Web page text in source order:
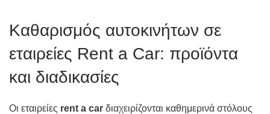
Καθαρισμός αυτοκινήτων σε
εταιρείες Rent a Car: προϊόντα
και διαδικασίες
Οι εταιρείες rent a car διαχειρίζονται καθημερινά στόλους